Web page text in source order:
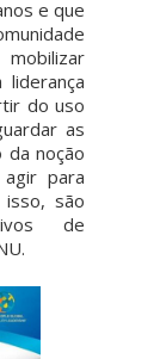
e que
do uso
as
noção
para
são
de